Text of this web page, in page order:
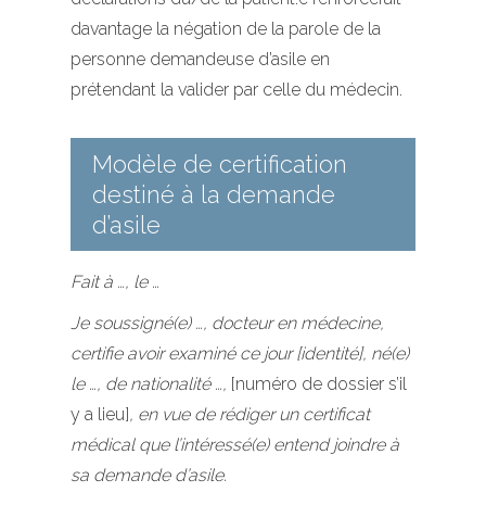
davantage la négation de la parole de la
personne demandeuse d’asile en
prétendant la valider par celle du médecin.
Modèle de certification
destiné à la demande
d’asile
Fait à …, le …
Je soussigné(e) …, docteur en médecine,
certifie avoir examiné ce jour [identité], né(e)
le …, de nationalité …, [numéro de dossier s’il
y a lieu], en vue de rédiger un certificat
médical que l’intéressé(e) entend joindre à
sa demande d’asile.